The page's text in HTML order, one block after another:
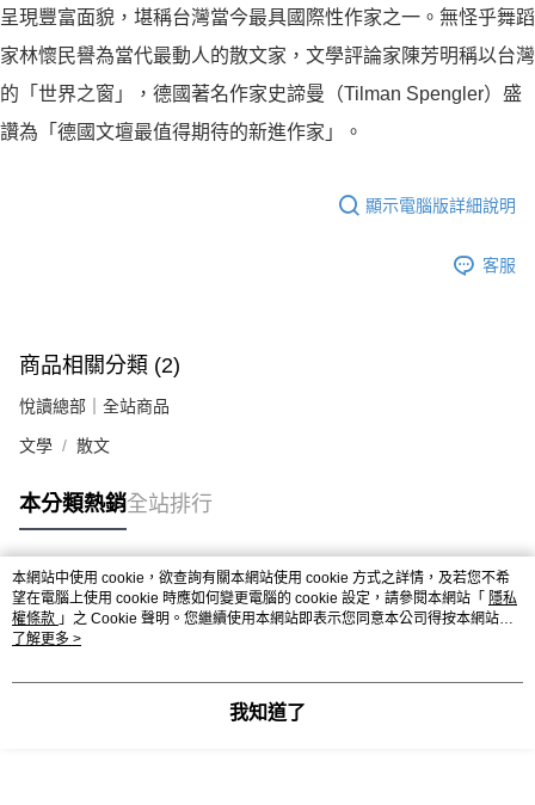
呈現豐富面貌，堪稱台灣當今最具國際性作家之一。無怪乎舞蹈
家林懷民譽為當代最動人的散文家，文學評論家陳芳明稱以台灣
的「世界之窗」，德國著名作家史諦曼（Tilman Spengler）盛
讚為「德國文壇最值得期待的新進作家」。
顯示電腦版詳細說明
客服
商品相關分類 (2)
悅讀總部｜全站商品
文學 散文
本分類熱銷全站排行
熱門標籤
本網站中使用 cookie，欲查詢有關本網站使用 cookie 方式之詳情，及若您不希
望在電腦上使用 cookie 時應如何變更電腦的 cookie 設定，請參閱本網站「 隱私
權條款 」之 Cookie 聲明。您繼續使用本網站即表示您同意本公司得按本網站使
用條款之 Cookie 聲明使用 cookie。
了解更多 >
我知道了